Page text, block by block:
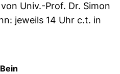
Univ.-Prof. Dr. Simon
jeweils 14 Uhr c.t. in